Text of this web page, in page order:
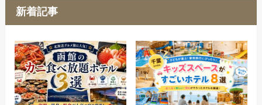
新着記事